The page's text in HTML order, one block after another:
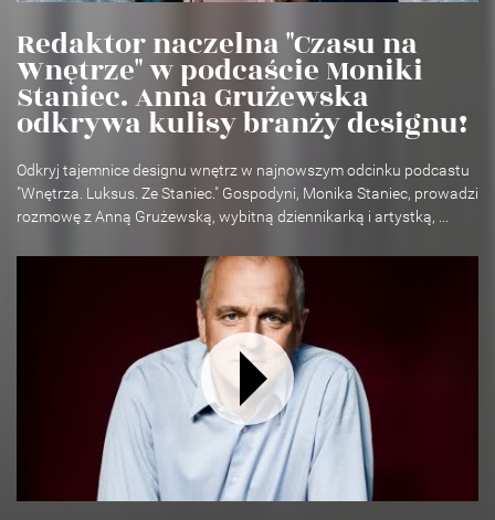
Redaktor naczelna "Czasu na
Wnętrze" w podcaście Moniki
Staniec. Anna Grużewska
odkrywa kulisy branży designu!
Odkryj tajemnice designu wnętrz w najnowszym odcinku podcastu
"Wnętrza. Luksus. Ze Staniec." Gospodyni, Monika Staniec, prowadzi
rozmowę z Anną Grużewską, wybitną dziennikarką i artystką, ...